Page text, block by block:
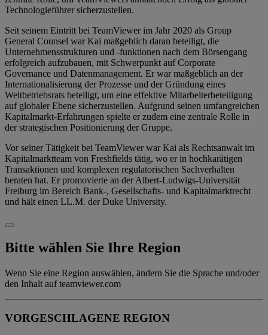
Technologieführer sicherzustellen.
Seit seinem Eintritt bei TeamViewer im Jahr 2020 als Group
General Counsel war Kai maßgeblich daran beteiligt, die
Unternehmensstrukturen und -funktionen nach dem Börsengang
erfolgreich aufzubauen, mit Schwerpunkt auf Corporate
Governance und Datenmanagement. Er war maßgeblich an der
Internationalisierung der Prozesse und der Gründung eines
Weltbetriebsrats beteiligt, um eine effektive Mitarbeiterbeteiligung
auf globaler Ebene sicherzustellen. Aufgrund seinen umfangreichen
Kapitalmarkt-Erfahrungen spielte er zudem eine zentrale Rolle in
der strategischen Positionierung der Gruppe.
Vor seiner Tätigkeit bei TeamViewer war Kai als Rechtsanwalt im
Kapitalmarktteam von Freshfields tätig, wo er in hochkarätigen
Transaktionen und komplexen regulatorischen Sachverhalten
beraten hat. Er promovierte an der Albert-Ludwigs-Universität
Freiburg im Bereich Bank-, Gesellschafts- und Kapitalmarktrecht
und hält einen LL.M. der Duke University.
Bitte wählen Sie Ihre Region
Wenn Sie eine Region auswählen, ändern Sie die Sprache und/oder
den Inhalt auf teamviewer.com
VORGESCHLAGENE REGION